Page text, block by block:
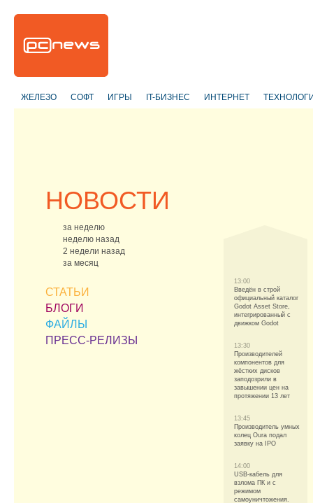
ЖЕЛЕЗО СОФТ ИГРЫ IT-БИЗНЕС ИНТЕРНЕТ
НОВОСТИ
за неделю
неделю назад
2 недели назад
за месяц
СТАТЬИ
БЛОГИ
ФАЙЛЫ
ПРЕСС-РЕЛИЗЫ
13:00
Введён в строй
официальный каталог
Godot Asset Store,
интегрированный с
движком Godot
13:30
Производителей
компонентов для
жёстких дисков
заподозрили в
завышении цен на
протяжении 13 лет
13:45
Производитель умных
колец Oura подал
заявку на IPO
14:00
USB-кабель для
взлома ПК и с
режимом
самоуничтожения.